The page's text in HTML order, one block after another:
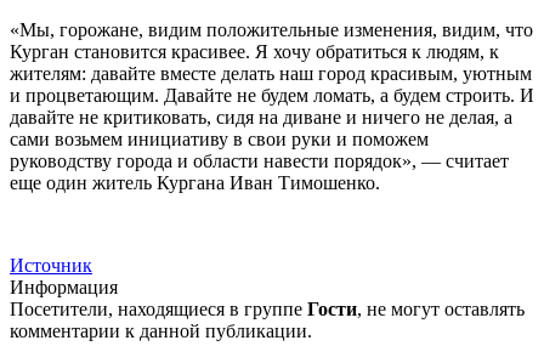
«Мы, горожане, видим положительные изменения, видим, что
Курган становится красивее. Я хочу обратиться к людям, к
жителям: давайте вместе делать наш город красивым, уютным
и процветающим. Давайте не будем ломать, а будем строить. И
давайте не критиковать, сидя на диване и ничего не делая, а
сами возьмем инициативу в свои руки и поможем
руководству города и области навести порядок», — считает
еще один житель Кургана Иван Тимошенко.
Источник
Информация
Посетители, находящиеся в группе Гости, не могут оставлять
комментарии к данной публикации.